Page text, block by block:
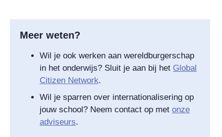
Meer weten?
Wil je ook werken aan wereldburgerschap
in het onderwijs? Sluit je aan bij het Global
Citizen Network.
Wil je sparren over internationalisering op
jouw school? Neem contact op met onze
adviseurs.